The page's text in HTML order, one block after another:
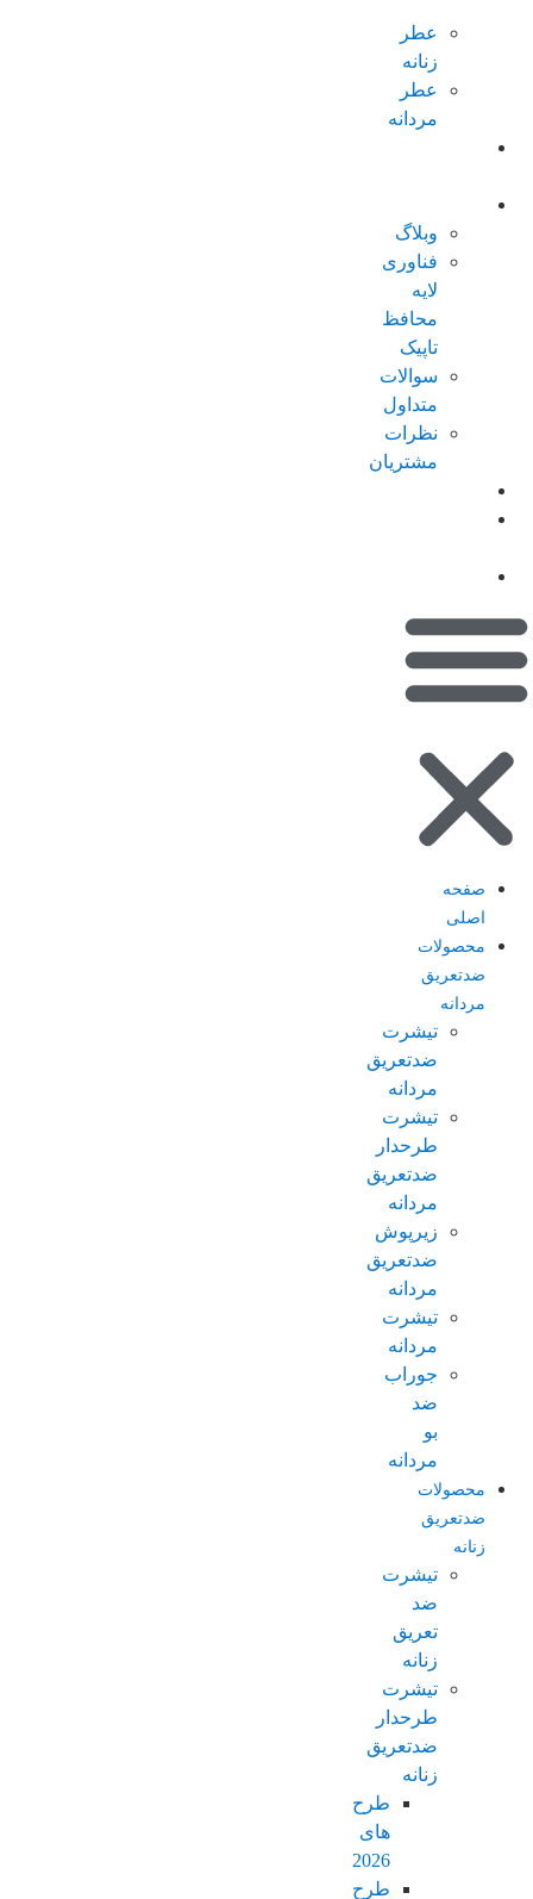
عطر
زنانه
عطر
مردانه
وبلاگ
فناوری
لایه
محافظ
تاپیک
سوالات
متداول
نظرات
مشتریان
صفحه
اصلی
محصولات
ضدتعریق
مردانه
تیشرت
ضدتعریق
مردانه
تیشرت
طرحدار
ضدتعریق
مردانه
زیرپوش
ضدتعریق
مردانه
تیشرت
مردانه
جوراب
ضد
بو
مردانه
محصولات
ضدتعریق
زنانه
تیشرت
ضد
تعریق
زنانه
تیشرت
طرحدار
ضدتعریق
زنانه
طرح
های
2026
طرح